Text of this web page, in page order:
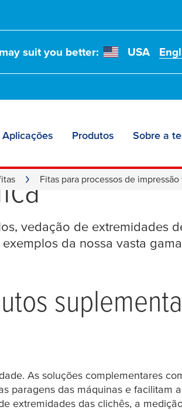
suit you better: USA
Aplicações Produtos Sobre a
Fitas para processos de
processos
vedação de extremidades
da nossa vasta
As soluções complementares
paragens das máquinas e facilitam
extremidades das clichês, a